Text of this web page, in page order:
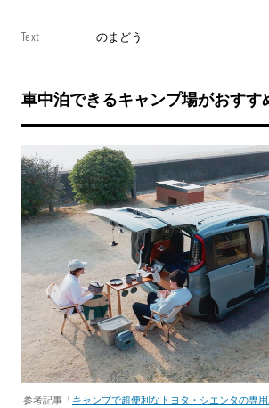
Text のまどう
車中泊できるキャンプ場がおすす
参考記事「 キャンプで超便利なトヨタ・シエンタの専